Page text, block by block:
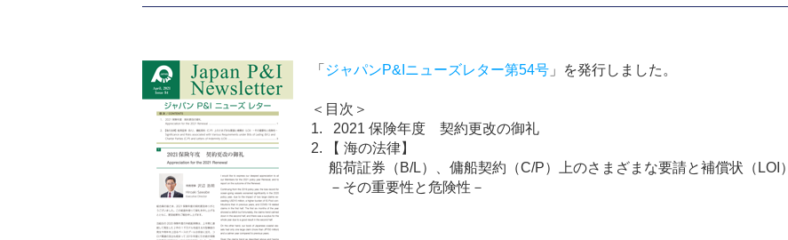
「 ジャパンP&Iニューズレター第54号 」を発行しました。
＜目次＞
1. 2021 保険年度 契約更改の御礼
2. 【 海の法律】
船荷証券（B/L）、傭船契約（C/P）上のさまざまな要請と補償状（LOI）
－その重要性と危険性－